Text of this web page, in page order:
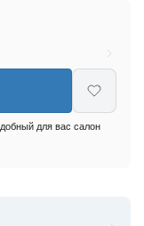
для вас салон